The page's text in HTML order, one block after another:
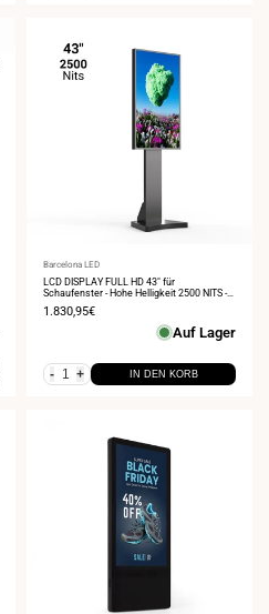
Anbieter:
Barcelona LED
LCD DISPLAY FULL HD 43" für
Schaufenster - Hohe Helligkeit 2500 NITS -
Verkaufspreis
1.830,95€
Auf Lager
- + IN DEN KORB